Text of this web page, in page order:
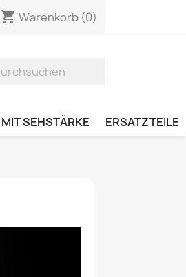
shopping_cart Warenkorb (0)
MIT SEHSTÄRKE ERSATZTEILE